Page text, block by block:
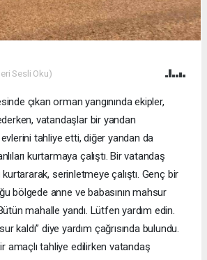
Sesli Oku)
çıkan orman yangınında ekipler,
vatandaşlar bir yandan
tahliye etti, diğer yandan da
kurtarmaya çalıştı. Bir vatandaş
serinletmeye çalıştı. Genç bir
bölgede anne ve babasının mahsur
mahalle yandı. Lütfen yardım edin.
kaldı” diye yardım çağrısında bulundu.
amaçlı tahliye edilirken vatandaş